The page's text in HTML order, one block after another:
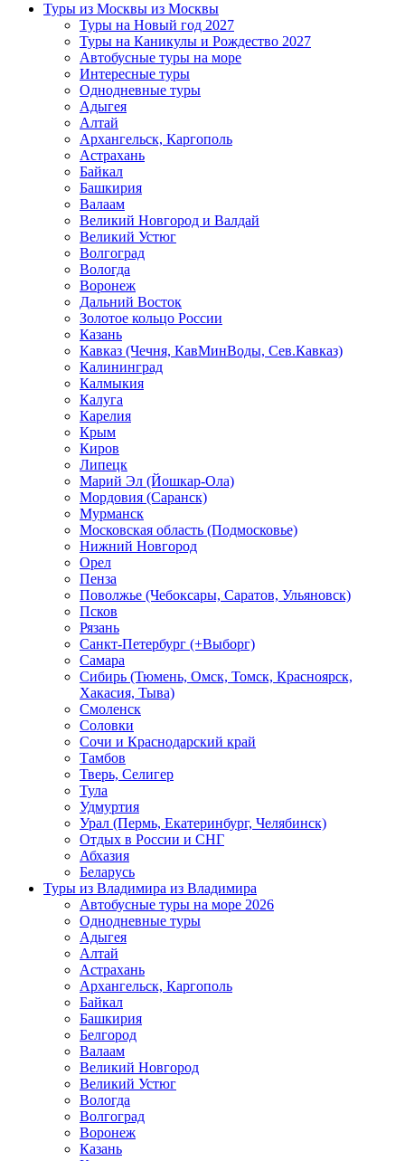
Туры из Москвы из Москвы
Туры на Новый год 2027
Туры на Каникулы и Рождество 2027
Автобусные туры на море
Интересные туры
Однодневные туры
Адыгея
Алтай
Архангельск, Каргополь
Астрахань
Байкал
Башкирия
Валаам
Великий Новгород и Валдай
Великий Устюг
Волгоград
Вологда
Воронеж
Дальний Восток
Золотое кольцо России
Казань
Кавказ (Чечня, КавМинВоды, Сев.Кавказ)
Калининград
Калмыкия
Калуга
Карелия
Крым
Киров
Липецк
Марий Эл (Йошкар-Ола)
Мордовия (Саранск)
Мурманск
Московская область (Подмосковье)
Нижний Новгород
Орел
Пенза
Поволжье (Чебоксары, Саратов, Ульяновск)
Псков
Рязань
Санкт-Петербург (+Выборг)
Самара
Сибирь (Тюмень, Омск, Томск, Красноярск,
Хакасия, Тыва)
Смоленск
Соловки
Сочи и Краснодарский край
Тамбов
Тверь, Селигер
Тула
Удмуртия
Урал (Пермь, Екатеринбург, Челябинск)
Отдых в России и СНГ
Абхазия
Беларусь
Туры из Владимира из Владимира
Автобусные туры на море 2026
Однодневные туры
Адыгея
Алтай
Астрахань
Архангельск, Каргополь
Байкал
Башкирия
Белгород
Валаам
Великий Новгород
Великий Устюг
Вологда
Волгоград
Воронеж
Казань